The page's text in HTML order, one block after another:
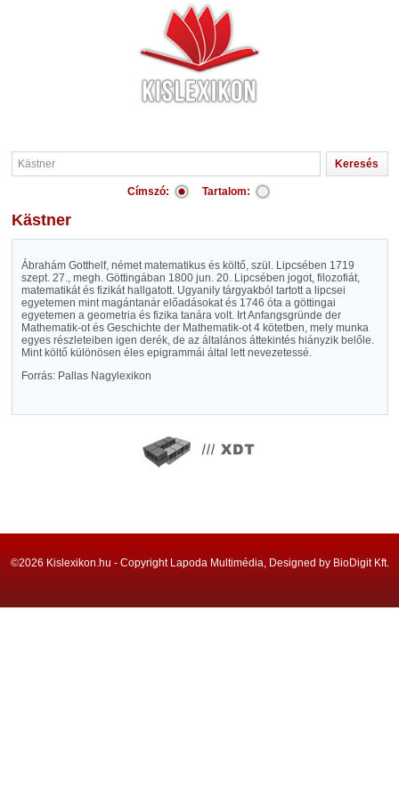
Címszó: Tartalom:
Kästner
Ábrahám Gotthelf, német matematikus és költő, szül. Lipcsében 1719
szept. 27., megh. Göttingában 1800 jun. 20. Lipcsében jogot, filozofiát,
matematikát és fizikát hallgatott. Ugyanily tárgyakból tartott a lipcsei
egyetemen mint magántanár előadásokat és 1746 óta a göttingai
egyetemen a geometria és fizika tanára volt. Irt Anfangsgründe der
Mathematik-ot és Geschichte der Mathematik-ot 4 kötetben, mely munka
egyes részleteiben igen derék, de az általános áttekintés hiányzik belőle.
Mint költő különösen éles epigrammái által lett nevezetessé.
Forrás: Pallas Nagylexikon
©2026 Kislexikon.hu - Copyright Lapoda Multimédia, Designed by BioDigit Kft.